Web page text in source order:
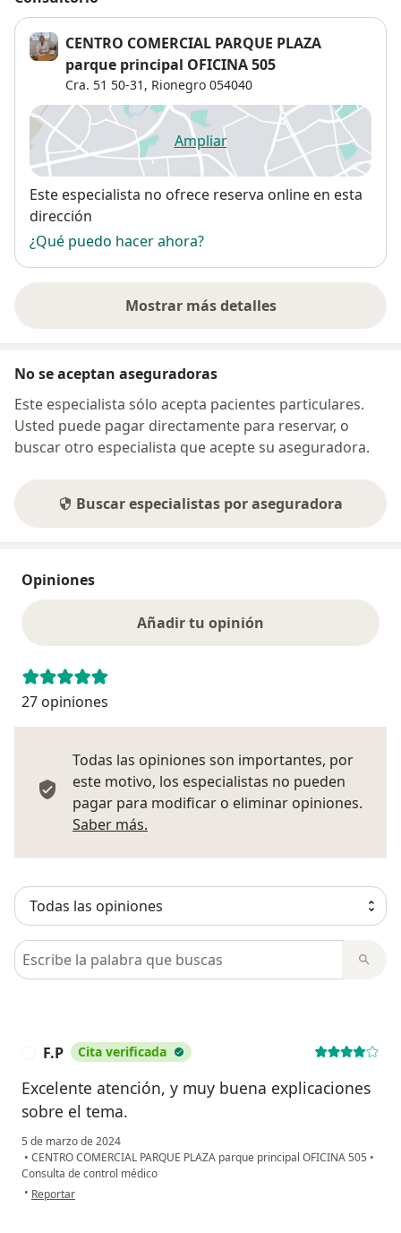
CENTRO COMERCIAL PARQUE PLAZA
parque principal OFICINA 505
Cra. 51 50-31, Rionegro 054040
Ampliarse abre en una nueva
Disponibilidad
Este especialista no ofrece reserva online en esta
dirección
¿Qué puedo hacer ahora?
Mostrar más detalles
sobre la dirección
No se aceptan aseguradoras
Este especialista sólo acepta pacientes particulares.
Usted puede pagar directamente para reservar, o
buscar otro especialista que acepte su aseguradora.
Buscar especialistas por aseguradora
Opiniones
Añadir tu opinión
27 opiniones
Todas las opiniones son importantes, por
este motivo, los especialistas no pueden
pagar para modificar o eliminar opiniones.
Saber más.
Busca en opiniones
F.P Cita verificada
Excelente atención, y muy buena explicaciones
sobre el tema.
5 de marzo de 2024
• CENTRO COMERCIAL PARQUE PLAZA parque principal OFICINA 505 •
Consulta de control médico
• en opinión del usuario F.P
Reportar